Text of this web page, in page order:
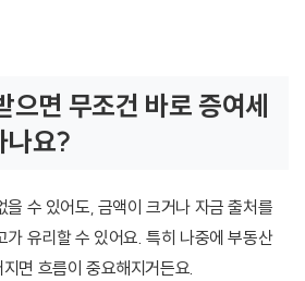
으면 무조건 바로 증여세
나요?
을 수 있어도, 금액이 크거나 자금 출처를
가 유리할 수 있어요. 특히 나중에 부동산
면 흐름이 중요해지거든요.